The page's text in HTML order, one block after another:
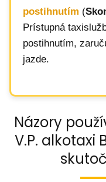
postihnutím (
Prístupná
postihnutím,
jazde.
Názory
V.P. alkotaxi